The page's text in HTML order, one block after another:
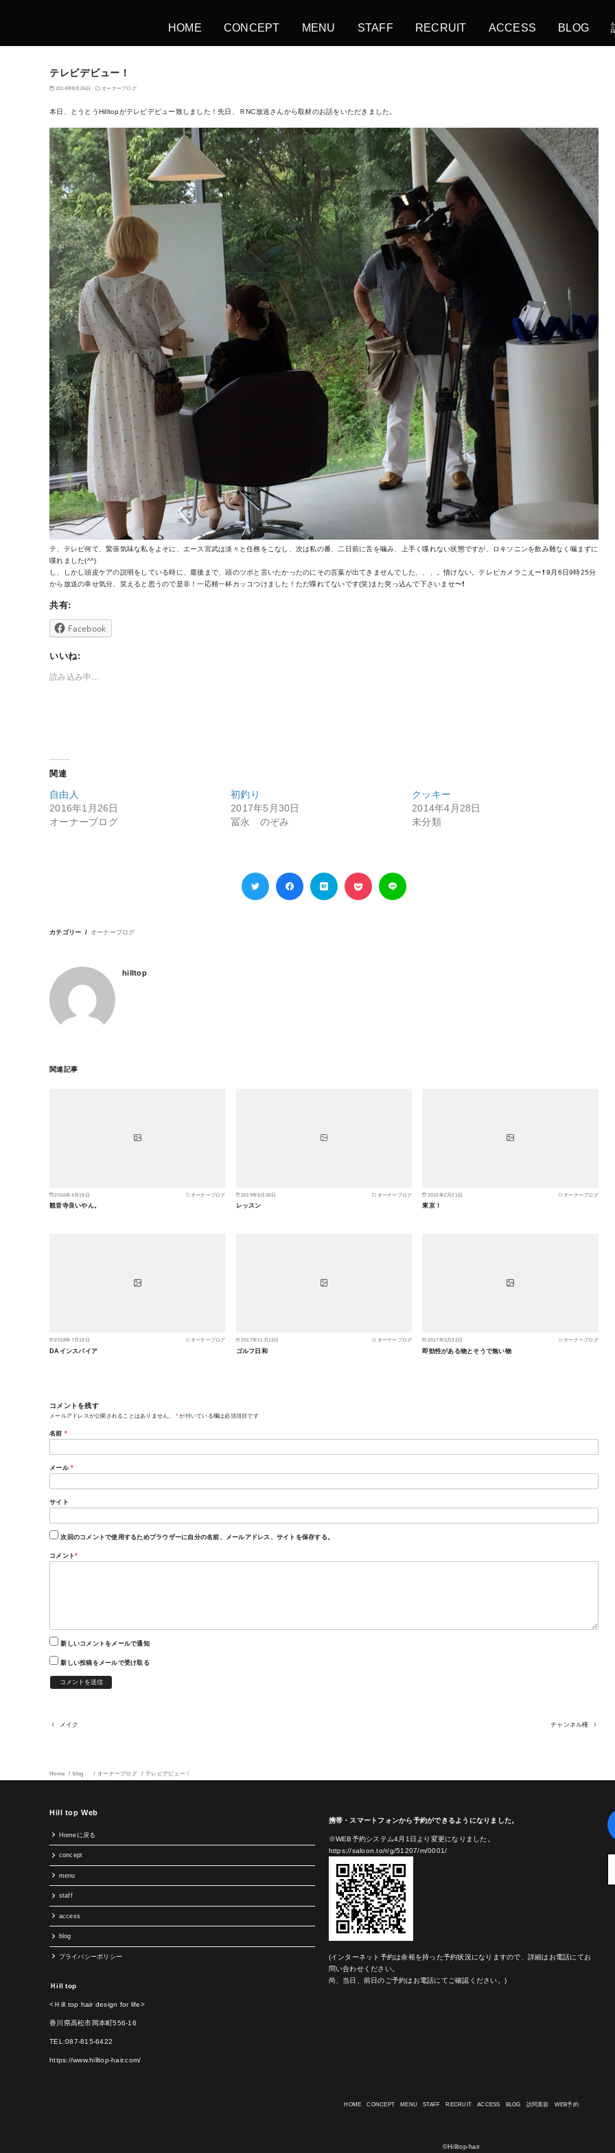
HOME CONCEPT MENU STAFF RECRUIT ACCESS BLOG
テレビデビュー！
2014年8月26日 オーナーブログ
本日、とうとうHilltopがテレビデビュー致しました！先日、ＲNC放送さんから取材のお話をいただきました。
テ、テレビ何て、緊張気味な私をよそに、エース宮武は淡々と任務をこなし、次は私の番、二日前に舌を噛み、上手く喋れない状態ですが、ロキソニンを飲み難なく噛まずに
喋れました(^^)
し、しかし頭皮ケアの説明をしている時に、最後まで、頭のツボと言いたかったのにその言葉が出てきませんでした、、、。情けない。テレビカメラこえー❗️ 9月6日9時25分
から放送の幸せ気分、笑えると思うので是非！一応精一杯カッコつけました！ただ喋れてないです(笑)また突っ込んで下さいませ〜❗️
共有:
Facebook
いいね:
読み込み中...
関連
自由人
2016年1月26日
オーナーブログ
初釣り
2017年5月30日
冨永 のぞみ
クッキー
2014年4月28日
未分類
カテゴリー オーナーブログ
hilltop
関連記事
2016年4月19日 オーナーブログ
観音寺良いやん。
2019年3月26日 オーナーブログ
レッスン
2016年2月21日 オーナーブログ
東京！
2018年7月19日 オーナーブログ
DAインスパイア
2017年11月13日 オーナーブログ
ゴルフ日和
2017年3月22日 オーナーブログ
即効性がある物とそうで無い物
コメントを残す
メールアドレスが公開されることはありません。 * が付いている欄は必須項目です
名前 *
メール *
サイト
次回のコメントで使用するためブラウザーに自分の名前、メールアドレス、サイトを保存する。
コメント*
新しいコメントをメールで通知
新しい投稿をメールで受け取る
メイク チャンネル権
Home blog オーナーブログ テレビデビュー！
Hill top Web
Homeに戻る
concept
menu
staff
access
blog
プライバシーポリシー
Ｈill top
<Ｈill top hair design for life>
香川県高松市岡本町556-16
TEL:087-815-6422
https://www.hilltop-hair.com/
携帯・スマートフォンから予約ができるようになりました。
※WEB予約システム4月1日より変更になりました。
https://saloon.to/r/g/51207/m/0001/
(インターネット予約は余裕を持った予約状況になりますので、詳細はお電話にてお
問い合わせください。
尚、当日、前日のご予約はお電話にてご確認ください。)
HOME CONCEPT MENU STAFF RECRUIT ACCESS BLOG 訪問美容 WEB予約
©Hilltop-hair